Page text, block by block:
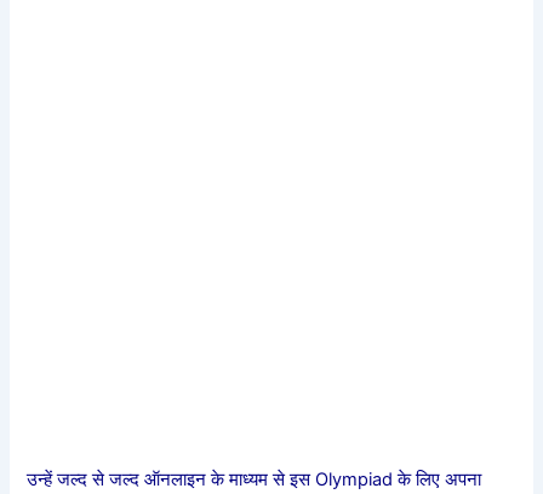
उन्हें जल्द से जल्द ऑनलाइन के माध्यम से इस Olympiad के लिए अपना